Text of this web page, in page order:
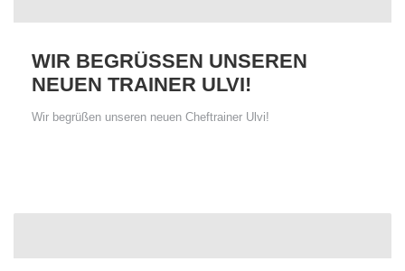
WIR BEGRÜSSEN UNSEREN N
EUEN TRAINER ULVI!
Wir begrüßen unseren neuen Cheftrainer Ulvi!